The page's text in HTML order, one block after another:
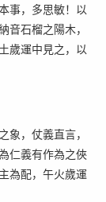
事，多思敏！以
石榴之陽木，
歲運中見之，以
，仗義直言，
仁義有作為之俠
為配，午火歲運